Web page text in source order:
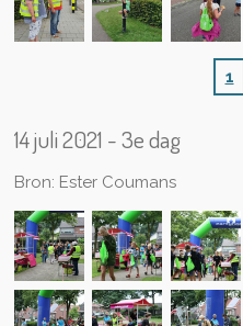
1
14 juli 2021 - 3e dag
Bron: Ester Coumans